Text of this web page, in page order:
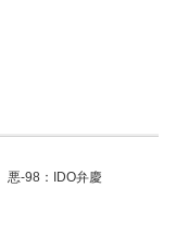
悪-98：IDO弁慶